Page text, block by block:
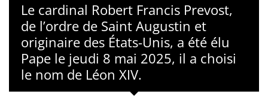
Le cardinal Robert Francis Prevost,
de l’ordre de Saint Augustin et
originaire des États-Unis, a été élu
Pape le jeudi 8 mai 2025, il a choisi
le nom de Léon XIV.